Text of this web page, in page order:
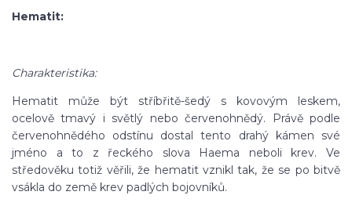
Hematit:
Charakteristika:
Hematit může být stříbřitě-šedý s kovovým leskem,
ocelově tmavý i světlý nebo červenohnědý. Právě podle
červenohnědého odstínu dostal tento drahý kámen své
jméno a to z řeckého slova Haema neboli krev. Ve
středověku totiž věřili, že hematit vznikl tak, že se po bitvě
vsákla do země krev padlých bojovníků.